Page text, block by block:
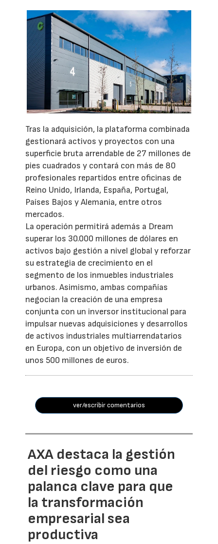
Tras la adquisición, la plataforma combinada
gestionará activos y proyectos con una
superficie bruta arrendable de 27 millones de
pies cuadrados y contará con más de 80
profesionales repartidos entre oficinas de
Reino Unido, Irlanda, España, Portugal,
Países Bajos y Alemania, entre otros
mercados.
La operación permitirá además a Dream
superar los 30.000 millones de dólares en
activos bajo gestión a nivel global y reforzar
su estrategia de crecimiento en el
segmento de los inmuebles industriales
urbanos. Asimismo, ambas compañías
negocian la creación de una empresa
conjunta con un inversor institucional para
impulsar nuevas adquisiciones y desarrollos
de activos industriales multiarrendatarios
en Europa, con un objetivo de inversión de
unos 500 millones de euros.
ver/escribir comentarios
AXA destaca la gestión
del riesgo como una
palanca clave para que
la transformación
empresarial sea
productiva